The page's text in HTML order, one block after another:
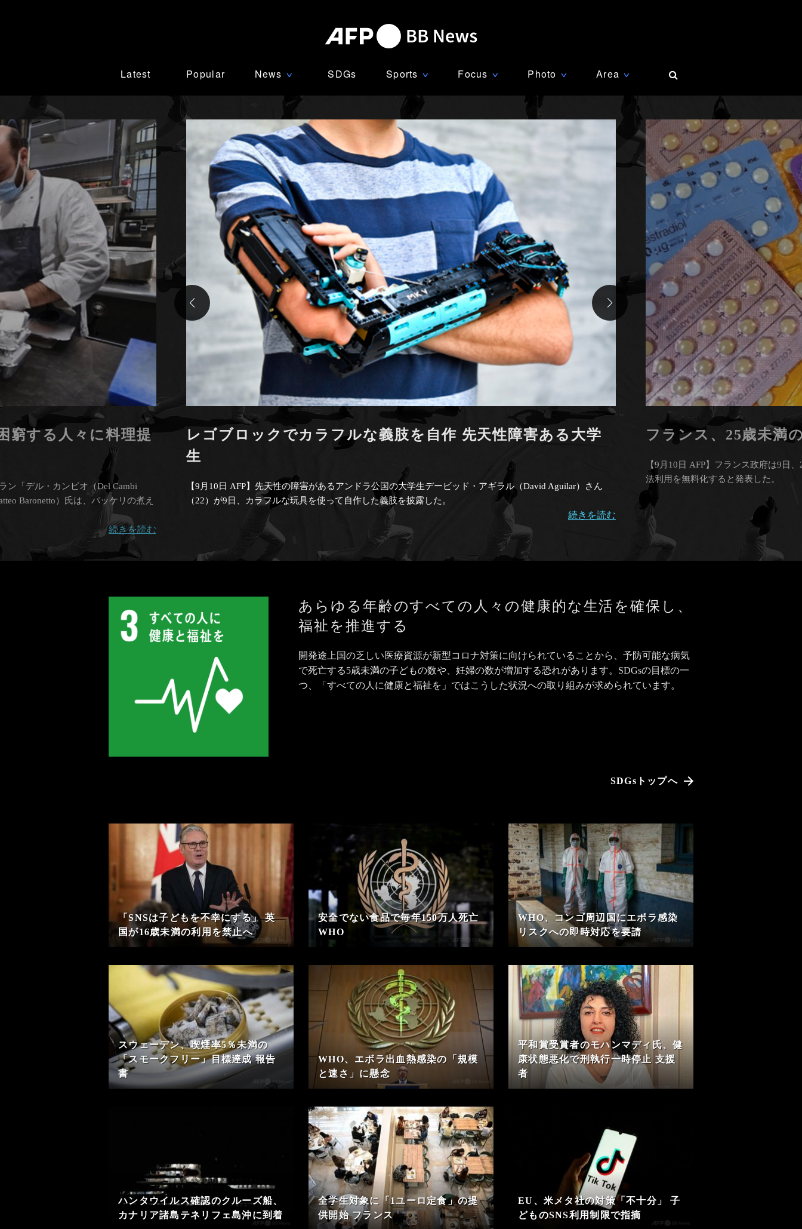
Latest Popular News ∨ SDGs Sports ∨ Focus ∨ Photo ∨ Area ∨
窮する人々に料理提
ン「デル・カンビオ（Del Cambi
Baronetto）氏は、パッケリの煮え
続きを読む
レゴブロックでカラフルな義肢を自作 先天性障害ある大学
生
【9月10日 AFP】先天性の障害があるアンドラ公国の大学生デービッド・アギラル（David Aguilar）さん
（22）が9日、カラフルな玩具を使って自作した義肢を披露した。
続きを読む
フランス、25歳未満
【9月10日 AFP】フランス政府は9日
法利用を無料化すると発表した。
あらゆる年齢のすべての人々の健康的な生活を確保し、
福祉を推進する
開発途上国の乏しい医療資源が新型コロナ対策に向けられていることから、予防可能な病気
で死亡する5歳未満の子どもの数や、妊婦の数が増加する恐れがあります。SDGsの目標の一
つ、「すべての人に健康と福祉を」ではこうした状況への取り組みが求められています。
SDGsトップへ
「SNSは子どもを不幸にする」 英
国が16歳未満の利用を禁止へ
安全でない食品で毎年150万人死亡
WHO
WHO、コンゴ周辺国にエボラ感染
リスクへの即時対応を要請
スウェーデン、喫煙率5％未満の
「スモークフリー」目標達成 報告
書
WHO、エボラ出血熱感染の「規模
と速さ」に懸念
平和賞受賞者のモハンマディ氏、健
康状態悪化で刑執行一時停止 支援
者
ハンタウイルス確認のクルーズ船、
カナリア諸島テネリフェ島沖に到着
全学生対象に「1ユーロ定食」の提
供開始 フランス
EU、米メタ社の対策「不十分」 子
どものSNS利用制限で指摘